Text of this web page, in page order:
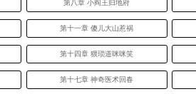
第八章 小阎王归地府
第十一章 傻儿大山惹祸
第十四章 猥琐道咪咪笑
第十七章 神奇医术回春